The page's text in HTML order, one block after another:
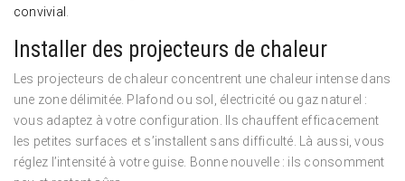
convivial
Installer des projecteurs de chaleur
Les projecteurs de chaleur concentrent une chaleur intense dans
une zone délimitée. Plafond ou sol, électricité ou gaz naturel :
vous adaptez à votre configuration. Ils chauffent efficacement
les petites surfaces et s’installent sans difficulté. Là aussi, vous
réglez l’intensité à votre guise. Bonne nouvelle : ils consomment